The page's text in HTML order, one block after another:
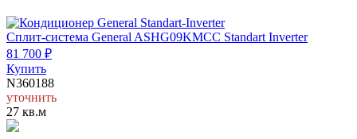
Сплит-система General ASHG09KMCC Standart Inverter
81 700 ₽
Купить
N360188
уточнить
27 кв.м